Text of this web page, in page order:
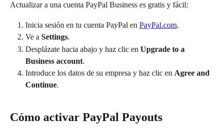
Actualizar a una cuenta PayPal Business es gratis y fácil:
Inicia sesión en tu cuenta PayPal en PayPal.com.
Ve a Settings.
Desplázate hacia abajo y haz clic en Upgrade to a
Business account.
Introduce los datos de su empresa y haz clic en Agree and
Continue.
Cómo activar PayPal Payouts